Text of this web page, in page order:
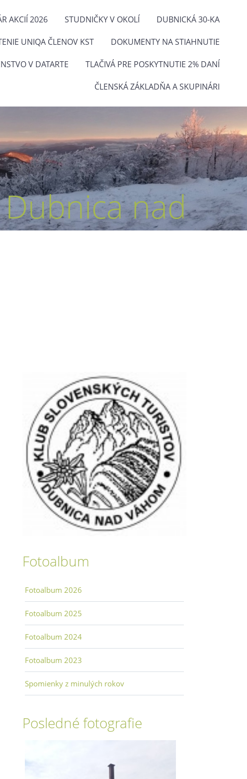
AKCIÍ 2026 STUDNIČKY V OKOLÍ DUBNICKÁ 30-KA
UNIQA ČLENOV KST DOKUMENTY NA STIAHNUTIE
V DATARTE TLAČIVÁ PRE POSKYTNUTIE 2% DANÍ
ČLENSKÁ ZÁKLADŇA A SKUPINÁRI
nad
Fotoalbum
Fotoalbum 2026
Fotoalbum 2025
Fotoalbum 2024
Fotoalbum 2023
Spomienky z minulých rokov
Posledné fotografie